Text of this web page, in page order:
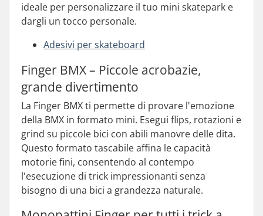
ideale per personalizzare il tuo mini skatepark e
dargli un tocco personale.
Adesivi per skateboard
Finger BMX – Piccole acrobazie,
grande divertimento
La Finger BMX ti permette di provare l'emozione
della BMX in formato mini. Esegui flips, rotazioni e
grind su piccole bici con abili manovre delle dita.
Questo formato tascabile affina le capacità
motorie fini, consentendo al contempo
l'esecuzione di trick impressionanti senza
bisogno di una bici a grandezza naturale.